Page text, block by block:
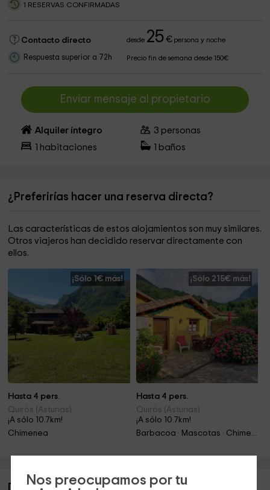
Nos preocupamos por tu
1 RESERVAS CONFIRMADAS
Contacto directo desde 25 €persona y noche
Respuesta superior a 72h Precio fin de semana desde 150€
Enviar mensaje al propietario
Alquiler íntegro 3 personas
habitaciones baños
¿Preferirías hacer una reserva directa?
Las características de estos alojamientos son muy similares.
Otros viajeros han decidido reservar directamente con
ellos.
¡Sólo 1€ más!
Hasta 4 pers.
Quirós (Asturias)
¡A sólo 10.7km!
Chimenea
¡Sólo 215€ más!
Hasta 4 pers.
Quirós (Asturias)
¡A sólo 10.7km!
Barbacoa · Mascotas · Chimenea · Jacuzzi